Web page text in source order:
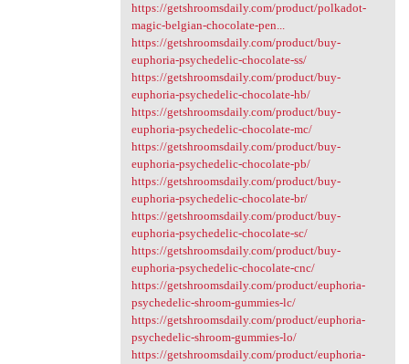
https://getshroomsdaily.com/product/polkadot-
magic-belgian-chocolate-pen...
https://getshroomsdaily.com/product/buy-
euphoria-psychedelic-chocolate-ss/
https://getshroomsdaily.com/product/buy-
euphoria-psychedelic-chocolate-hb/
https://getshroomsdaily.com/product/buy-
euphoria-psychedelic-chocolate-mc/
https://getshroomsdaily.com/product/buy-
euphoria-psychedelic-chocolate-pb/
https://getshroomsdaily.com/product/buy-
euphoria-psychedelic-chocolate-br/
https://getshroomsdaily.com/product/buy-
euphoria-psychedelic-chocolate-sc/
https://getshroomsdaily.com/product/buy-
euphoria-psychedelic-chocolate-cnc/
https://getshroomsdaily.com/product/euphoria-
psychedelic-shroom-gummies-lc/
https://getshroomsdaily.com/product/euphoria-
psychedelic-shroom-gummies-lo/
https://getshroomsdaily.com/product/euphoria-